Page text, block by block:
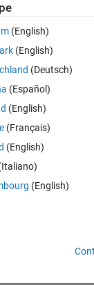
(English)
(English)
(Deutsch)
(Español)
(English)
(Français)
(English)
(English)